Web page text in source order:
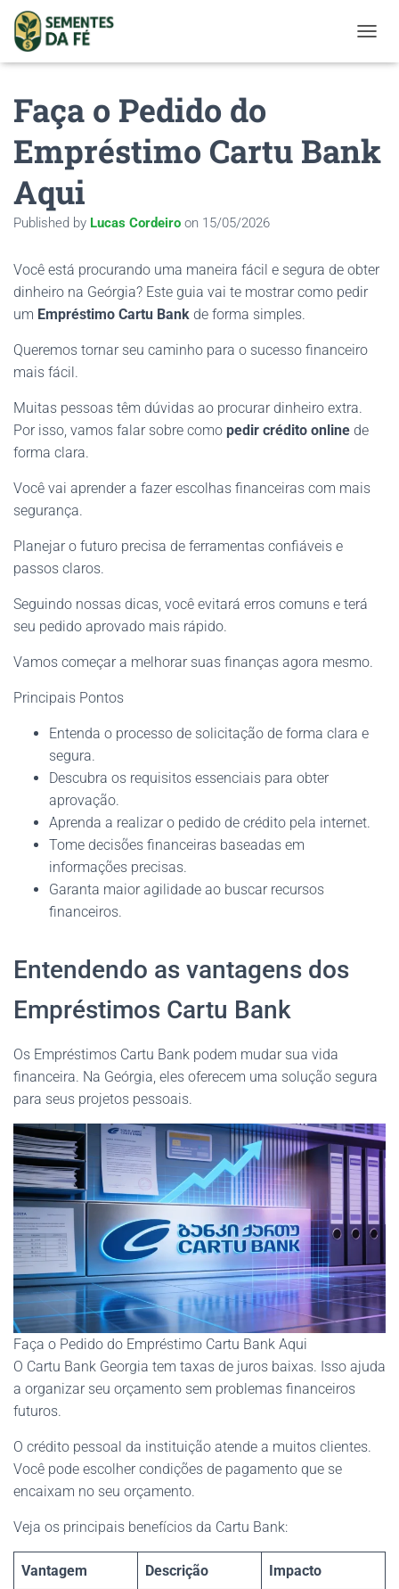
Faça o Pedido do
Empréstimo Cartu Bank
Aqui
Published by Lucas Cordeiro on 15/05/2026
Você está procurando uma maneira fácil e segura de obter
dinheiro na Geórgia? Este guia vai te mostrar como pedir
um Empréstimo Cartu Bank de forma simples.
Queremos tornar seu caminho para o sucesso financeiro
mais fácil.
Muitas pessoas têm dúvidas ao procurar dinheiro extra.
Por isso, vamos falar sobre como pedir crédito online de
forma clara.
Você vai aprender a fazer escolhas financeiras com mais
segurança.
Planejar o futuro precisa de ferramentas confiáveis e
passos claros.
Seguindo nossas dicas, você evitará erros comuns e terá
seu pedido aprovado mais rápido.
Vamos começar a melhorar suas finanças agora mesmo.
Principais Pontos
Entenda o processo de solicitação de forma clara e
segura.
Descubra os requisitos essenciais para obter
aprovação.
Aprenda a realizar o pedido de crédito pela internet.
Tome decisões financeiras baseadas em
informações precisas.
Garanta maior agilidade ao buscar recursos
financeiros.
Entendendo as vantagens dos
Empréstimos Cartu Bank
Os Empréstimos Cartu Bank podem mudar sua vida
financeira. Na Geórgia, eles oferecem uma solução segura
para seus projetos pessoais.
Faça o Pedido do Empréstimo Cartu Bank Aqui
O Cartu Bank Georgia tem taxas de juros baixas. Isso ajuda
a organizar seu orçamento sem problemas financeiros
futuros.
O crédito pessoal da instituição atende a muitos clientes.
Você pode escolher condições de pagamento que se
encaixam no seu orçamento.
Veja os principais benefícios da Cartu Bank:
Vantagem Descrição Impacto